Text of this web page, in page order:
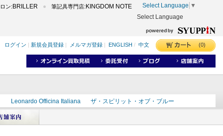
ン: BRILLER 筆記具専門店: KINGDOM NOTE Select Language ▼
Select Language
ログイン 新規会員登録 メルマガ登録 ENGLISH / 中文 (0)
Leonardo Officina Italiana
ザ・スピリット・オブ・ブルー
インD
ズ
カヴゼットインク スーベレーン モンブラン